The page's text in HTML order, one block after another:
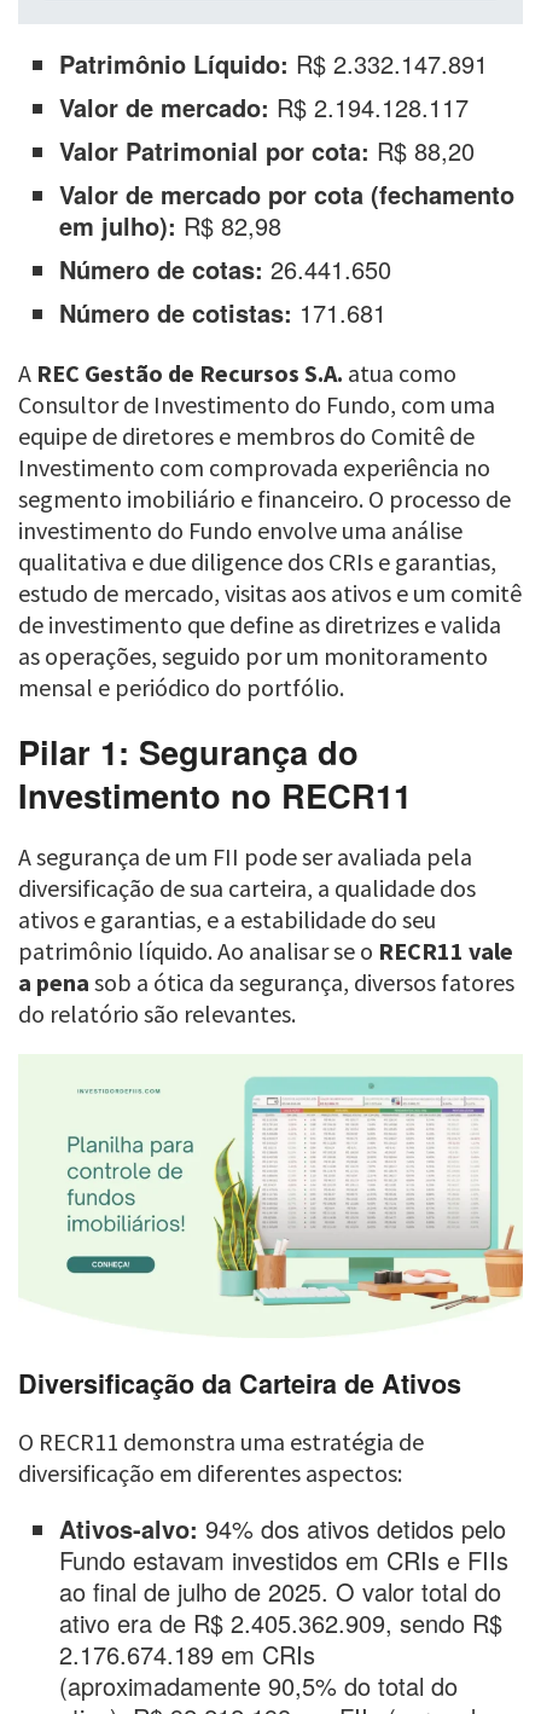
Patrimônio Líquido: R$ 2.332.147.891
Valor de mercado: R$ 2.194.128.117
Valor Patrimonial por cota: R$ 88,20
Valor de mercado por cota (fechamento
em julho): R$ 82,98
Número de cotas: 26.441.650
Número de cotistas: 171.681
A REC Gestão de Recursos S.A. atua como
Consultor de Investimento do Fundo, com uma
equipe de diretores e membros do Comitê de
Investimento com comprovada experiência no
segmento imobiliário e financeiro. O processo de
investimento do Fundo envolve uma análise
qualitativa e due diligence dos CRIs e garantias,
estudo de mercado, visitas aos ativos e um comitê
de investimento que define as diretrizes e valida
as operações, seguido por um monitoramento
mensal e periódico do portfólio.
Pilar 1: Segurança do
Investimento no RECR11
A segurança de um FII pode ser avaliada pela
diversificação de sua carteira, a qualidade dos
ativos e garantias, e a estabilidade do seu
patrimônio líquido. Ao analisar se o RECR11 vale
a pena sob a ótica da segurança, diversos fatores
do relatório são relevantes.
Diversificação da Carteira de Ativos
O RECR11 demonstra uma estratégia de
diversificação em diferentes aspectos:
Ativos-alvo: 94% dos ativos detidos pelo
Fundo estavam investidos em CRIs e FIIs
ao final de julho de 2025. O valor total do
ativo era de R$ 2.405.362.909, sendo R$
2.176.674.189 em CRIs
(aproximadamente 90,5% do total do